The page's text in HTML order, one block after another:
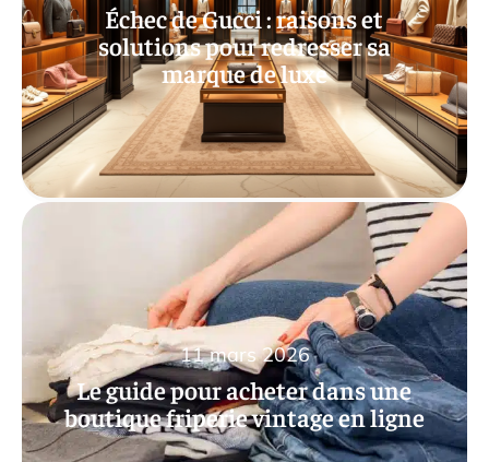
Échec de Gucci : raisons et
solutions pour redresser sa
marque de luxe
Le guide pour acheter dans une
boutique friperie vintage en ligne
11 mars 2026